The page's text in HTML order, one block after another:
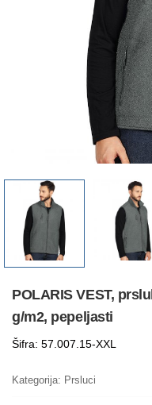
POLARIS VEST,
g/m2, pepeljasti
Šifra: 57.007.15-XXL
Kategorija: Prsluci